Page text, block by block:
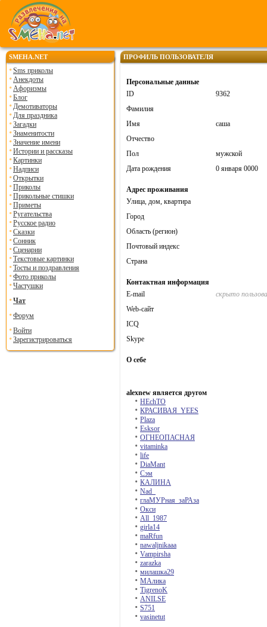
SMEHA.NET
Sms приколы
Анекдоты
Афоризмы
Блог
Демотиваторы
Для праздника
Загадки
Знаменитости
Значение имени
Истории и рассказы
Картинки
Надписи
Открытки
Приколы
Прикольные стишки
Приметы
Ругательства
Русское радио
Сказки
Сонник
Сценарии
Текстовые картинки
Тосты и поздравления
Фото приколы
Частушки
Чат
Форум
Войти
Зарегистрироваться
ПРОФИЛЬ ПОЛЬЗОВАТЕЛЯ
Персональные данные
ID
9362
Фамилия
Имя
саша
Отчество
Пол
мужской
Дата рождения
0 января 0000
Адрес проживания
Улица, дом, квартира
Город
Область (регион)
Почтовый индекс
Страна
Контактная информация
E-mail
скрыто
Web-сайт
ICQ
Skype
О себе
alexnew является другом
HEchTO
КРАСИВАЯ_YEES
Plaza
Esksor
ОГНЕОПАСНАЯ
vitaminka
life
DiaMant
Сэм
КАЛИНА
Nad_
глаМУРная_заРАза
Окси
All_1987
girla14
maRfun
nawaljnikaaa
Vampirsha
zarazka
милашка29
МАлика
TigrenoK
ANILSE
S751
vasinetut